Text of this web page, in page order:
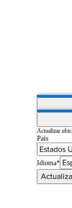
Vet
Supplier
Actualizar
País
Idioma*